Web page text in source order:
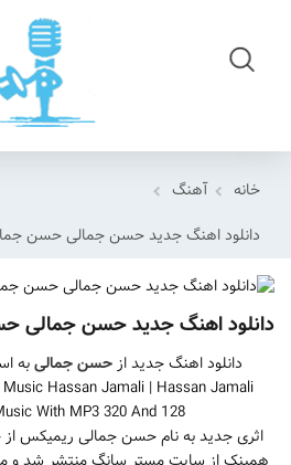
خانه
آهنگ
دانلود اهنگ جدید حسن جمالی حسن
دانلود اهنگ جدید حسن جمالی
دانلود اهنگ جدید ازحسن جمالیبه
Hassan Jamali | Hassan Jamali
With MP3 320 And 128
اثری جدید به نام حسن جمالی ریمیکس